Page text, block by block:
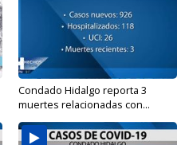
Condado Hidalgo reporta 3
muertes relacionadas con...